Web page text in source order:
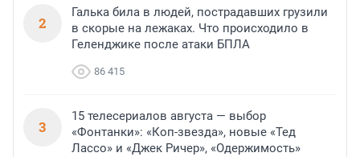
2
Галька била в людей, пострадавших грузили
в скорые на лежаках. Что происходило в
Геленджике после атаки БПЛА
86 415
3
15 телесериалов августа — выбор
«Фонтанки»: «Коп-звезда», новые «Тед
Лассо» и «Джек Ричер», «Одержимость»